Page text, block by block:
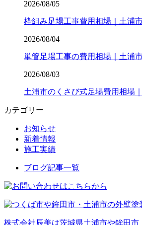
2026/08/05
枠組み足場工事費用相場｜土浦
2026/08/04
単管足場工事の費用相場｜土浦
2026/08/03
土浦市のくさび式足場費用相場
カテゴリー
お知らせ
新着情報
施工実績
ブログ記事一覧
株式会社辰美は茨城県土浦市や鉾田